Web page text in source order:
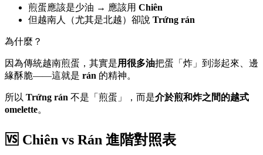
煎蛋應該是少油 → 應該用 Chiên
但越南人（尤其是北越）卻說 Trứng rán
為什麼？
因為傳統越南煎蛋，其實是用很多油把蛋「炸」到澎起來、邊
緣酥脆——這就是 rán 的精神。
所以 Trứng rán 不是「煎蛋」，而是介於煎和炸之間的越式
omelette。
🆚 Chiên vs Rán 進階對照表